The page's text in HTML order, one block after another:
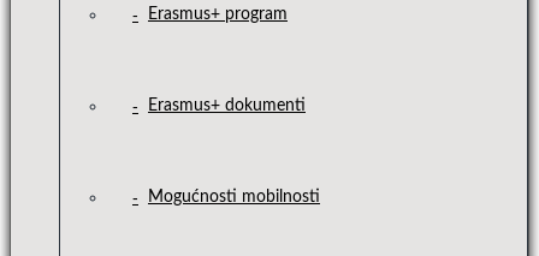
Erasmus+ program
Erasmus+ dokumenti
Mogućnosti mobilnosti